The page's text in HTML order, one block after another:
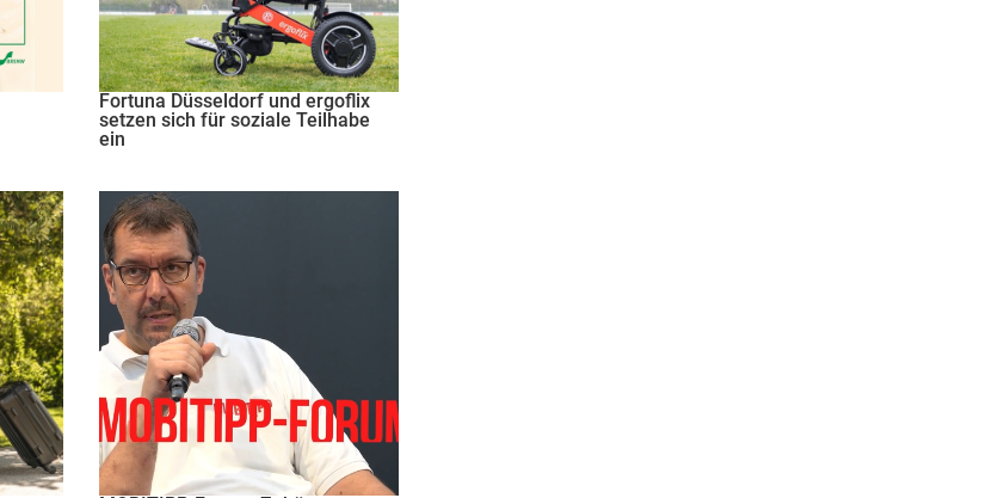
Fortuna Düsseldorf und ergoflix
setzen sich für soziale Teilhabe
ein